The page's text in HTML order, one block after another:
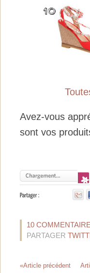
Avez-vous
sont vos
10
PARTAGER
«Article précédent